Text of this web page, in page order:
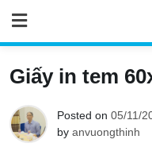
content
Giấy in tem
Posted on 05/11/
by anvuongthinh